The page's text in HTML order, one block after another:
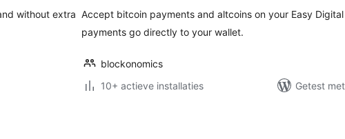
without extra Accept bitcoin payments and altcoins on your Easy
payments go directly to your wallet.
blockonomics
10+ actieve installaties
Getest